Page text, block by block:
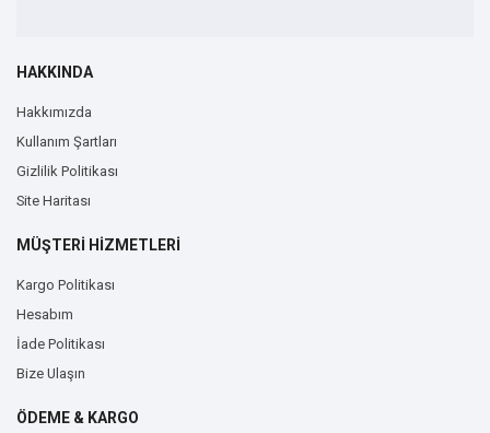
HAKKINDA
Hakkımızda
Kullanım Şartları
Gizlilik Politikası
Site Haritası
MÜŞTERİ HİZMETLERİ
Kargo Politikası
Hesabım
İade Politikası
Bize Ulaşın
ÖDEME & KARGO